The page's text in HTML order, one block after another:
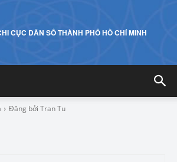
CỤC DÂN SỐ THÀNH PHỐ HỒ CHÍ MINH
Đăng bởi Tran Tu